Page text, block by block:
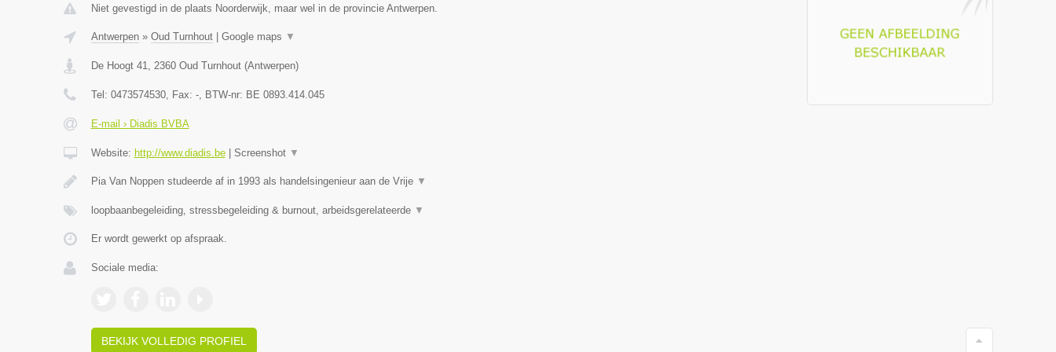
Niet gevestigd in de plaats Noorderwijk, maar wel in de provincie Antwerpen.
Antwerpen» Oud Turnhout| Google maps ▼
De Hoogt 41, 2360 Oud Turnhout(Antwerpen)
Tel: 0473574530, Fax: -, BTW-nr: BE 0893.414.045
E-mail › Diadis BVBA
Website: http://www.diadis.be| Screenshot ▼
Pia Van Noppen studeerde af in 1993 als handelsingenieur aan de Vrije ▼
loopbaanbegeleiding, stressbegeleiding & burnout, arbeidsgerelateerde ▼
Er wordt gewerkt op afspraak.
Sociale media:
BEKIJK VOLLEDIG PROFIEL